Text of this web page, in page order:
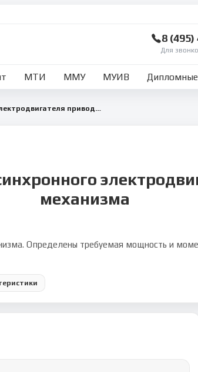
8
Для
МТИ ММУ МУИВ
Проектный расчет асинхронного электродвигателя привода подъемного механизма
механизма
Определены требуемая мощность и